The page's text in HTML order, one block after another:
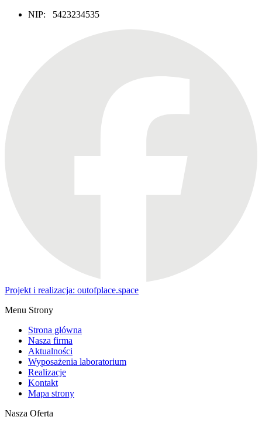
NIP: 5423234535
Projekt i realizacja: outofplace.space
Menu Strony
Strona główna
Nasza firma
Aktualności
Wyposażenia laboratorium
Realizacje
Kontakt
Mapa strony
Nasza Oferta